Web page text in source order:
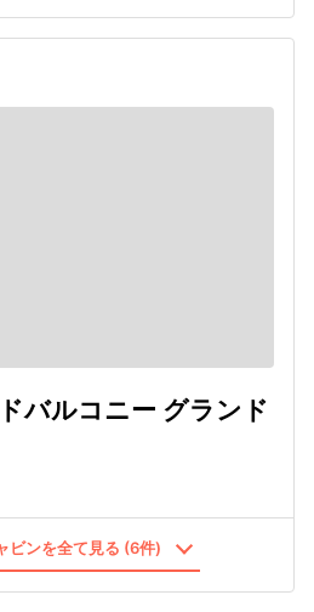
バルコニー グランド
ビンを全て見る (6件)